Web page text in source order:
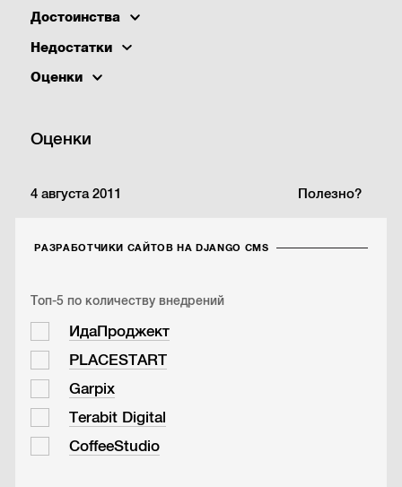
Достоинства
Недостатки
Оценки
Оценки
4 августа 2011 Полезно?
РАЗРАБОТЧИКИ САЙТОВ НА DJANGO CMS
Топ-5 по количеству внедрений
ИдаПроджект
PLACESTART
Garpix
Terabit Digital
CoffeeStudio